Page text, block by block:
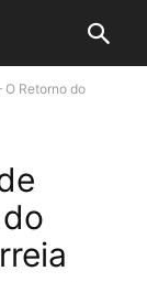
O Retorno do